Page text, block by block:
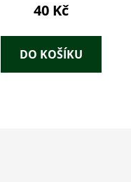
40 Kč
DO KOŠÍKU